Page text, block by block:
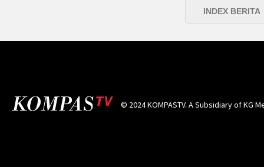
INDEX BERITA
© 2024 KOMPASTV. A Subsidiary ofKG